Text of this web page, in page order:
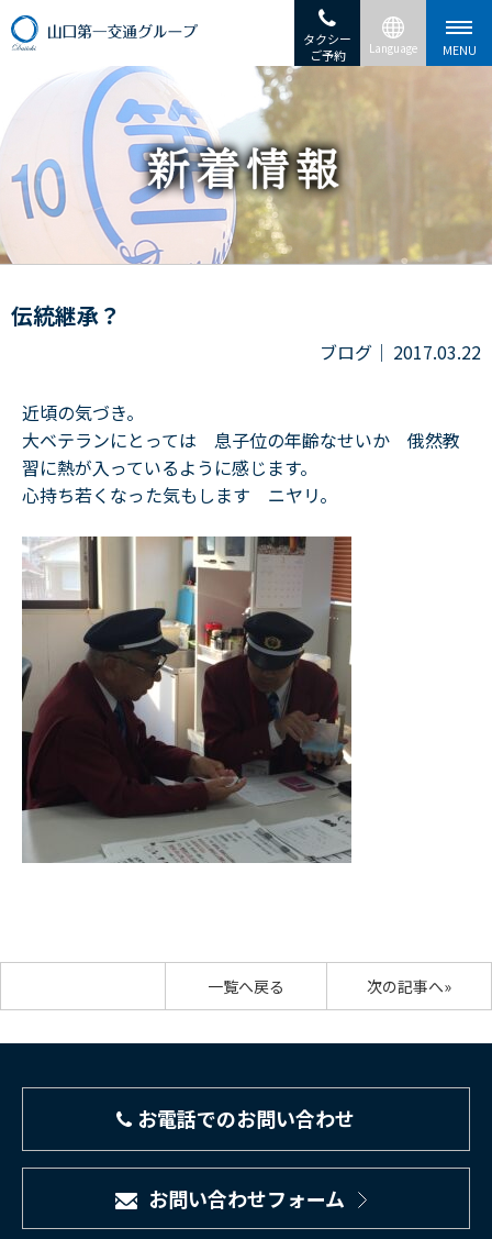
タクシー
ご予約
伝統継承？
ブログ 2017.03.22
近頃の気づき。
大ベテランにとっては 息子位の年齢なせいか 俄然教
習に熱が入っているように感じます。
心持ち若くなった気もします ニヤリ。
次の記事へ»
一覧へ戻る
お電話でのお問い合わせ
お問い合わせフォーム